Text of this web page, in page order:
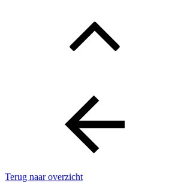
Terug naar overzicht